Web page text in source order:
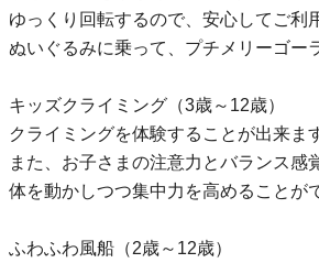
ゆっくり回転するので、安心してご利
ぬいぐるみに乗って、プチメリーゴー
キッズクライミング（3歳～12歳）
クライミングを体験することが出来ま
また、お子さまの注意力とバランス感
体を動かしつつ集中力を高めることが
ふわふわ風船（2歳～12歳）